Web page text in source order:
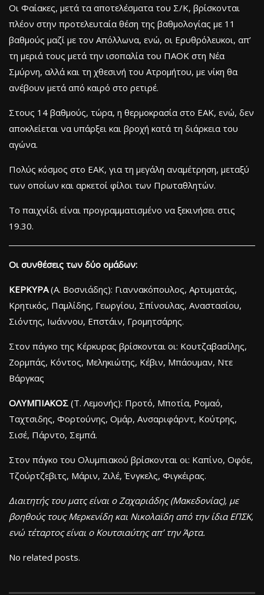
Οι Φαίακες, μετά τα αποτελέσματα του Σ/Κ, βρίσκονται
πλέον στην προτελευταία θέση της βαθμολογίας με 11
βαθμούς μαζί με τον Απόλλωνα, ενώ, οι Ερυθρόλευκοι, απ’
τη μεριά τους μετά την ισοπαλία του ΠΑΟΚ στη Νέα
Σμύρνη, αλλά και τη χθεσινή του Ατρομήτου, με νίκη θα
ανέβουν μετά από καιρό στο ρετιρέ.
Στους 14 βαθμούς, τώρα, η θερμοκρασία στο ΕΑΚ, ενώ, δεν
αποκλείεται να υπάρξει και βροχή κατά τη διάρκεια του
αγώνα.
Πολύς κόσμος στο ΕΑΚ, για τη μεγάλη αναμέτρηση, μεταξύ
των οποίων και αρκετοί φίλοι των Πρωταθλητών.
Το παιχνίδι είναι προγραμματισμένο να ξεκινήσει στις
19.30.
Oι συνθέσεις των δύο ομάδων:
ΚΕΡΚΥΡΑ(Α. Βοσνιάδης): Γιαννακόπουλος, Αρτυματάς,
Κρητικός, Παμλίδης, Γεωργίου, Σπίνουλας, Αναστασίου,
Σιόντης, Ιωάννου, Επστάιν, Γρομητσάρης.
Στον πάγκο της Κέρκυρας βρίσκονται οι: Κουτζαβασίλης,
Ζορμπάς, Κόντος, Μεληκιώτης, Κέβιν, Μπάουμαν, Ντε
Βάργκας
OΛΥΜΠΙΑΚΟΣ (Τ. Λεμονής): Προτό, Μποτία, Ρομαό,
Ταχτσιδης, Φορτούνης, Ομάρ, Ανσαριφάρντ, Κούτρης,
Σισέ, Πάρντο, Σεμπά.
Στον πάγκο του Ολυμπιακού βρίσκονται οι: Καπίνο, Οφόε,
Τζούρτζεβιτς, Μάριν, Ζιλέ, Ένγκελς, Φιγκέιρας.
Διαιτητής του ματς είναι ο Ζαχαριάδης (Μακεδονίας), με
βοηθούς τους Μερκενίδη και Νικολαϊδη από την ίδια ΕΠΣΚ,
ενώ τέταρτος είναι ο Κουτσιαύτης απ’ την Άρτα.
No related posts.